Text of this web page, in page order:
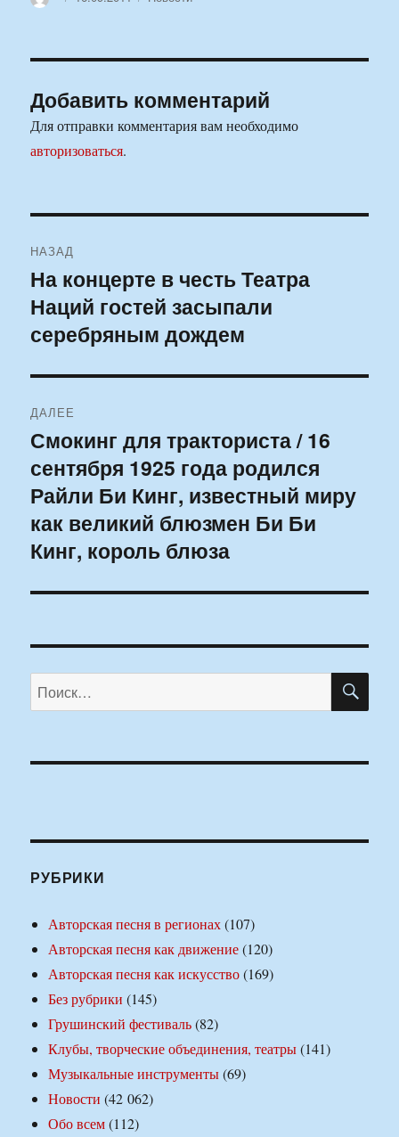
Добавить комментарий
Для отправки комментария вам необходимо
авторизоваться.
по
записям
НАЗАД
Предыдущая
запись:
На концерте в честь Театра
Наций гостей засыпали
серебряным дождем
ДАЛЕЕ
Следующая
запись:
Смокинг для тракториста / 16
сентября 1925 года родился
Райли Би Кинг, известный миру
как великий блюзмен Би Би
Кинг, король блюза
Искать:
РУБРИКИ
Авторская песня в регионах(107)
Авторская песня как движение(120)
Авторская песня как искусство(169)
Без рубрики (145)
Грушинский фестиваль(82)
Клубы, творческие объединения, театры(141)
Музыкальные инструменты(69)
Новости (42 062)
Обо всем(112)